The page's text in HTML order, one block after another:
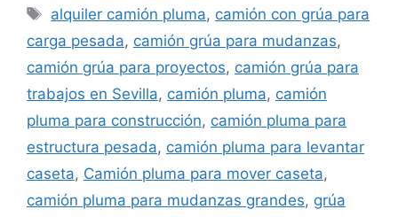
Etiquetas
alquiler camión pluma, camión con grúa para
carga pesada, camión grúa para mudanzas,
camión grúa para proyectos, camión grúa para
trabajos en Sevilla, camión pluma, camión
pluma para construcción, camión pluma para
estructura pesada, camión pluma para levantar
caseta, Camión pluma para mover caseta,
camión pluma para mudanzas grandes, grúa